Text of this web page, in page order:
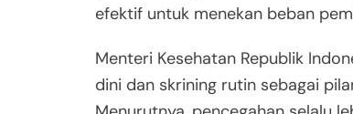
efektif untuk menekan beban
Menteri Kesehatan Republik
dini dan skrining rutin sebagai